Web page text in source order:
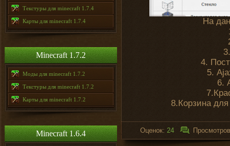
Текстуры для minecraft 1.7.4
Карты для minecraft 1.7.4
Minecraft 1.7.2
Моды для minecraft 1.7.2
Текстуры для minecraft 1.7.2
Карты для minecraft 1.7.2
Minecraft 1.6.4
На
4.
5.
6.
8.Корзина для
Оценок: 24